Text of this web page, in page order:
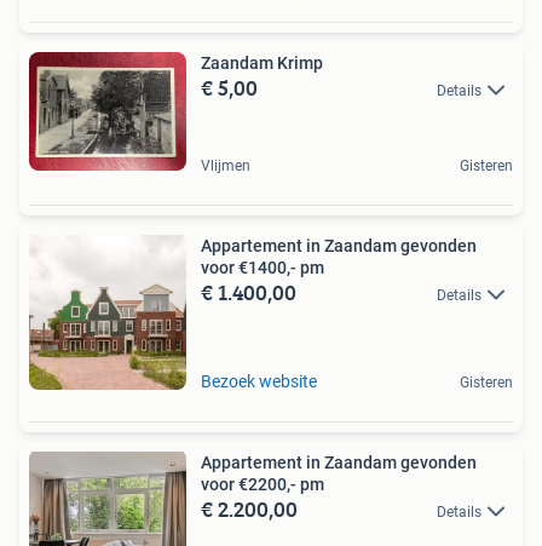
Zaandam Krimp
€ 5,00 Details
Vlijmen Gisteren
Appartement in Zaandam gevonden
voor €1400,- pm
€ 1.400,00 Details
Bezoek website Gisteren
Appartement in Zaandam gevonden
voor €2200,- pm
€ 2.200,00 Details